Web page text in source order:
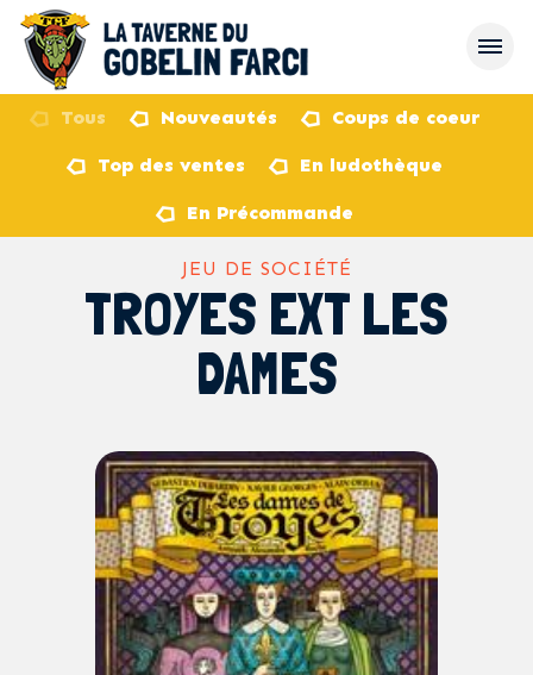
Tous Nouveautés Coups de coeur
Top des ventes En ludothèque
En Précommande
JEU DE SOCIÉTÉ
TROYES EXT LES
DAMES